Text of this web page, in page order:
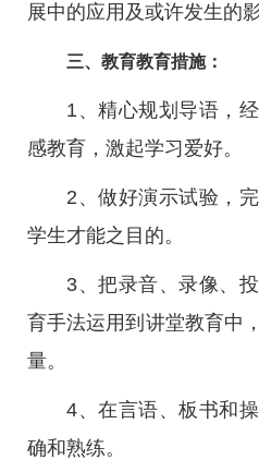
展中的应用及或许发生的影
三、教育教育措施：
1、精心规划导语，
感教育，激起学习爱好。
2、做好演示试验，
学生才能之目的。
3、把录音、录像、
育手法运用到讲堂教育中
量。
4、在言语、板书和
确和熟练。